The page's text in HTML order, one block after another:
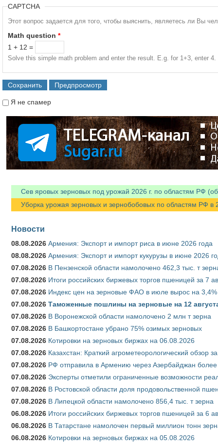
CAPTCHA
Этот вопрос задается для того, чтобы выяснить, являетесь ли Вы
Math question *
1 + 12 =
Solve this simple math problem and enter the result. E.g. for 1+3, enter 4.
Я не спамер
Сев яровых зерновых под урожай 2026 г. по областям РФ
Уборка урожая зерновых и зернобобовых по областям РФ в
Новости
08.08.2026 Армения: Экспорт и импорт риса в июне 2026 года
08.08.2026 Армения: Экспорт и импорт кукурузы в июне 2026
07.08.2026 В Пензенской области намолочено 462,3 тыс. т
07.08.2026 Итоги российских биржевых торгов пшеницей за 7
07.08.2026 Индекс цен на зерновые ФАО в июле вырос на 3,4%
07.08.2026 Таможенные пошлины на зерновые на 12
07.08.2026 В Воронежской области намолочено 2 млн т зерна
07.08.2026 В Башкортостане убрано 75% озимых зерновых
07.08.2026 Котировки на зерновых биржах на 06.08.2026
07.08.2026 Казахстан: Краткий агрометеорологический обзор
07.08.2026 РФ отправила в Армению через Азербайджан более
07.08.2026 Эксперты отметили ограниченные возможности
07.08.2026 В Ростовской области доля продовольственной
07.08.2026 В Липецкой области намолочено 856,4 тыс. т зерна
06.08.2026 Итоги российских биржевых торгов пшеницей за 6
06.08.2026 В Татарстане намолочен первый миллион тонн
06.08.2026 Котировки на зерновых биржах на 05.08.2026